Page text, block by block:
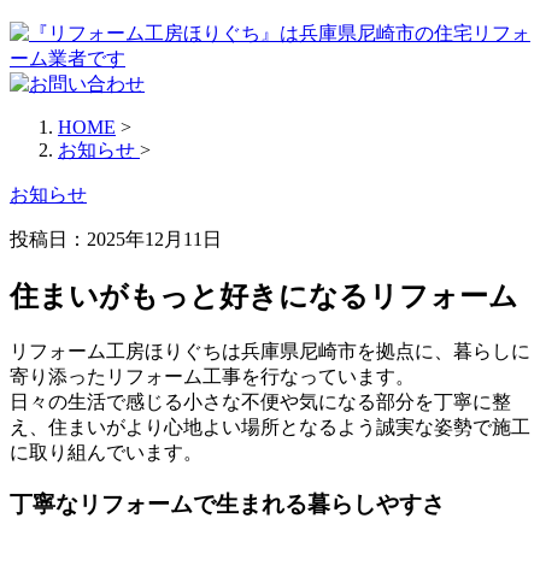
HOME >
お知らせ >
お知らせ
投稿日：2025年12月11日
住まいがもっと好きになるリフォーム
リフォーム工房ほりぐちは兵庫県尼崎市を拠点に、暮らしに
寄り添ったリフォーム工事を行なっています。
日々の生活で感じる小さな不便や気になる部分を丁寧に整
え、住まいがより心地よい場所となるよう誠実な姿勢で施工
に取り組んでいます。
丁寧なリフォームで生まれる暮らしやすさ